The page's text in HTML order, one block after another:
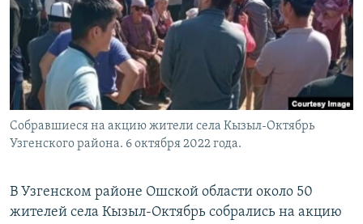
Собравшиеся на акцию жители села Кызыл-Октябрь
Узгенского района. 6 октября 2022 года.
В Узгенском районе Ошской области около 50
жителей села Кызыл-Октябрь собрались на акцию